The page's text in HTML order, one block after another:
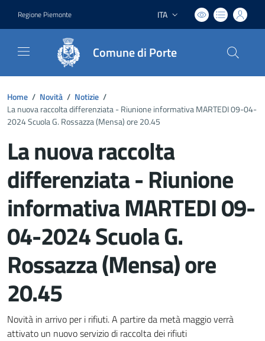
Regione Piemonte Lingua attiva:
ITA
Comune di Porte
Home / Novità / Notizie /
La nuova raccolta differenziata - Riunione informativa MARTEDI 09-04-
2024 Scuola G. Rossazza (Mensa) ore 20.45
La nuova raccolta
differenziata - Riunione
informativa MARTEDI 09-
04-2024 Scuola G.
Rossazza (Mensa) ore
20.45
Dettagli del documento
Novità in arrivo per i rifiuti. A partire da metà maggio verrà
attivato un nuovo servizio di raccolta dei rifiuti